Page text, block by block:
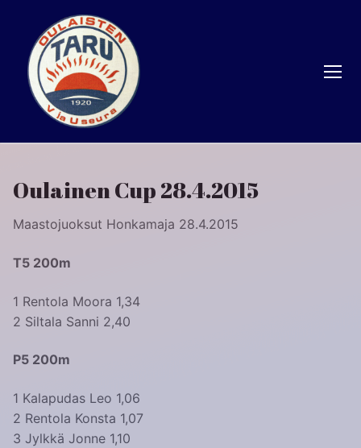
sisältöön
Oulainen Cup 28.4.2015
Maastojuoksut Honkamaja 28.4.2015
T5 200m
1 Rentola Moora 1,34
2 Siltala Sanni 2,40
P5 200m
1 Kalapudas Leo 1,06
2 Rentola Konsta 1,07
3 Jylkkä Jonne 1,10